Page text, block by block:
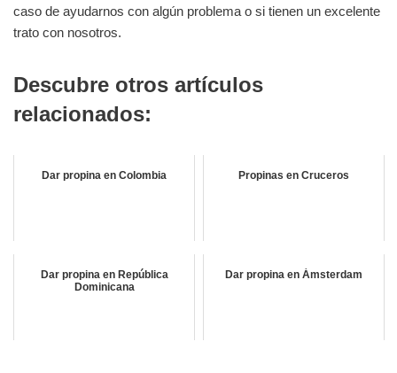
caso de ayudarnos con algún problema o si tienen un excelente
trato con nosotros.
Descubre otros artículos
relacionados:
Dar propina en Colombia Propinas en Cruceros
Dar propina en República
Dominicana
Dar propina en Ámsterdam